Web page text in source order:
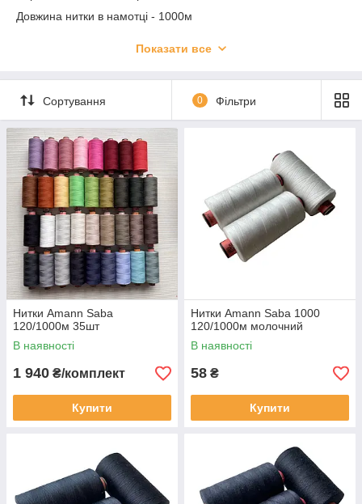
Довжина нитки в намотці - 1000м
Номер та
марка-
нестрики
ниток (текс)
Навантажен
ня на
розрив, сН
Призначення
Amann Saba
150
21,6
Для пошиття
одягу з дуже
тонких тканин
Amann Saba
120
27,8 1200
Універсальна
швейна нитка
суконь блузок
білизни,трико
виробів
одягу з
тканин
середньої
товщини -
Показати все
Сортування 0 Фільтри
Нитки Amann Saba
120/1000м 35шт
В наявності
1 940 ₴/комплект
Купити
Нитки Amann Saba 1000
120/1000м молочний
В наявності
58 ₴
Купити